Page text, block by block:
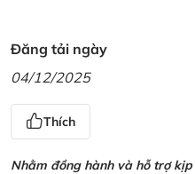
Đăng tải ngày
04/12/2025
Thích
Nhằm đồng hành và hỗ trợ